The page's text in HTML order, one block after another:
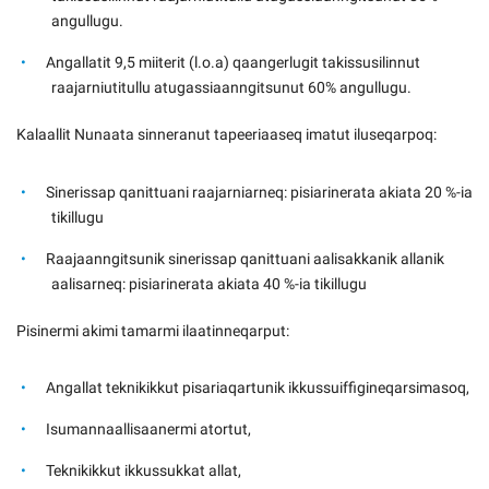
angullugu.
Angallatit 9,5 miiterit (l.o.a) qaangerlugit takissusilinnut
raajarniutitullu atugassiaanngitsunut 60% angullugu.
Kalaallit Nunaata sinneranut tapeeriaaseq imatut iluseqarpoq:
Sinerissap qanittuani raajarniarneq: pisiarinerata akiata 20 %-ia
tikillugu
Raajaanngitsunik sinerissap qanittuani aalisakkanik allanik
aalisarneq: pisiarinerata akiata 40 %-ia tikillugu
Pisinermi akimi tamarmi ilaatinneqarput:
Angallat teknikikkut pisariaqartunik ikkussuiffigineqarsimasoq,
Isumannaallisaanermi atortut,
Teknikikkut ikkussukkat allat,